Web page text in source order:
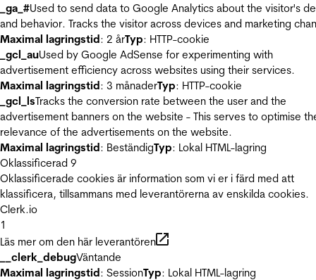
_ga_#Used to send data to Google Analytics about the visitor's
and behavior. Tracks the visitor across devices and marketing
Maximal lagringstid: 2 årTyp: HTTP-cookie
_gcl_auUsed by Google AdSense for experimenting with
advertisement efficiency across websites using their services.
Maximal lagringstid: 3 månaderTyp: HTTP-cookie
_gcl_lsTracks the conversion rate between the user and the
advertisement banners on the website - This serves to optimise
relevance of the advertisements on the website.
Maximal lagringstid: BeständigTyp: Lokal HTML-lagring
Oklassificerad 9
Oklassificerade cookies är information som vi er i färd med att
klassificera, tillsammans med leverantörerna av enskilda cookies.
Clerk.io
1
Läs mer om den här leverantören
__clerk_debugVäntande
Maximal lagringstid: SessionTyp: Lokal HTML-lagring